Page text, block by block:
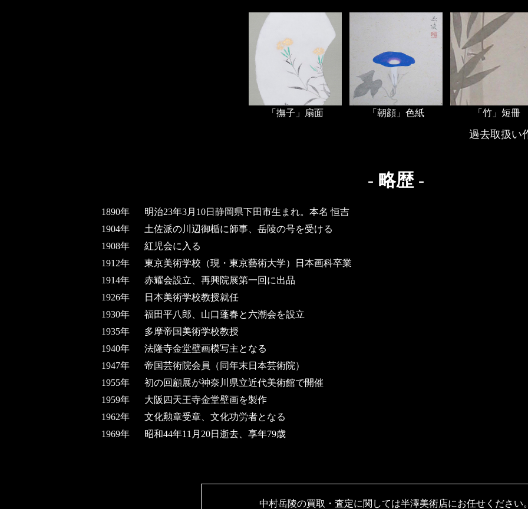
「撫子」扇面 「朝顔」色紙 「竹」短冊
過去取扱い
- 略歴 -
1890年
明治23年3月10日静岡県下田市生まれ。本名 恒吉
1904年
土佐派の川辺御楯に師事、岳陵の号を受ける
1908年
紅児会に入る
1912年
東京美術学校（現・東京藝術大学）日本画科卒業
1914年
赤耀会設立、再興院展第一回に出品
1926年
日本美術学校教授就任
1930年
福田平八郎、山口蓬春と六潮会を設立
1935年
多摩帝国美術学校教授
1940年
法隆寺金堂壁画模写主となる
1947年
帝国芸術院会員（同年末日本芸術院）
1955年
初の回顧展が神奈川県立近代美術館で開催
1959年
大阪四天王寺金堂壁画を製作
1962年
文化勲章受章、文化功労者となる
1969年
昭和44年11月20日逝去、享年79歳
中村岳陵の買取・査定に関しては半澤美術店にお任せください